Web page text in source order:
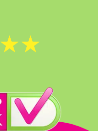
☆☆